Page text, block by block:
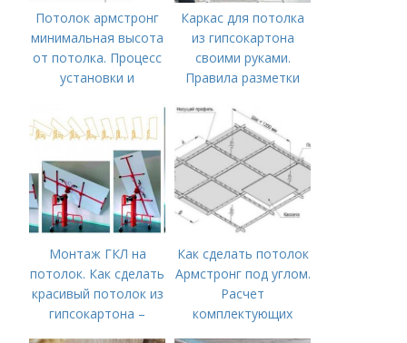
Потолок армстронг
минимальная высота
от потолка. Процесс
установки и
светильников в
подвесных потолках
Каркас для потолка
из гипсокартона
своими руками.
Правила разметки
подвесного потолка
из гипсокартона
Монтаж ГКЛ на
потолок. Как сделать
красивый потолок из
гипсокартона –
Как сделать потолок
Армстронг под углом.
Расчет
комплектующих